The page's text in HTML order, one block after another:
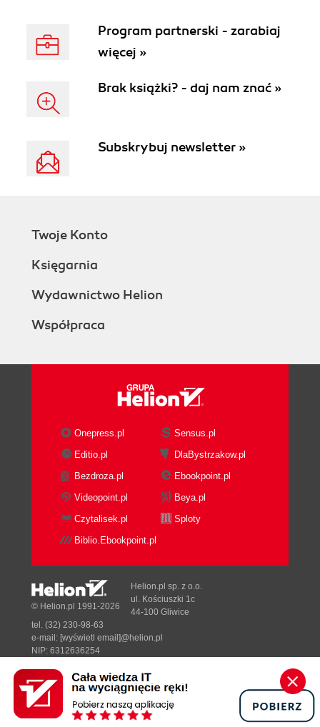
Program partnerski - zarabiaj
więcej »
Brak książki? - daj nam znać »
Subskrybuj newsletter »
Twoje Konto
Księgarnia
Wydawnictwo Helion
Współpraca
Onepress.pl
Sensus.pl
Editio.pl
DlaBystrzakow.pl
Bezdroza.pl
Ebookpoint.pl
Videopoint.pl
Beya.pl
Czytalisek.pl
Sploty
Biblio.Ebookpoint.pl
Designed with ♥ byTonik.pl
© Helion.pl 1991-2026
Helion.pl sp. z o.o.
ul. Kościuszki 1c
44-100 Gliwice
tel. (32) 230-98-63
e-mail: [wyświetl email]@helion.pl
NIP: 6312636254
Pełna wersja strony »